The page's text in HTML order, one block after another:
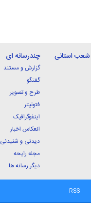
شعب استانی چندرسانه ای
گزارش و مستند
گفتگو
طرح و تصویر
فتوتیتر
اینفوگرافیک
انعکاس اخبار
دیدنی و شنیدنی
مجله رایحه
دیگر رسانه ها
RSS